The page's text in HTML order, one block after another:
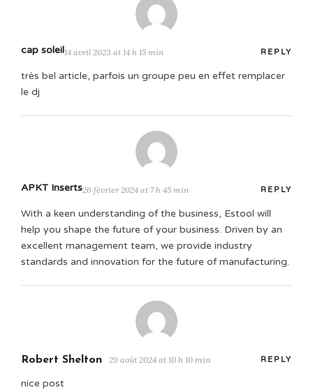
cap soleil14 avril 2023 at 14 h 15 min REPLY
très bel article, parfois un groupe peu en effet remplacer
le dj
APKT Inserts26 février 2024 at 7 h 45 min REPLY
With a keen understanding of the business, Estool will
help you shape the future of your business. Driven by an
excellent management team, we provide industry
standards and innovation for the future of manufacturing.
Robert Shelton 29 août 2024 at 10 h 10 min REPLY
nice post